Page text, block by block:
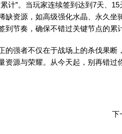
”。当玩家连续签到达到7天、15
缺资源，如高级强化水晶、永久
到节奏，确保不错过关键节点的累
强者不仅在于战场上的杀伐果断
资源与荣耀。从今天起，别再错
下